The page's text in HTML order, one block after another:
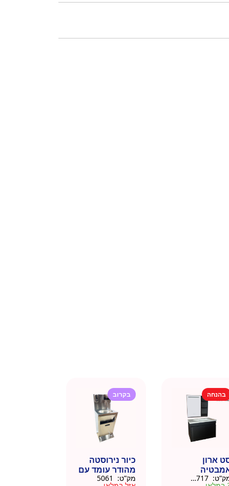
בהנחה
ארון
שחור
בקרוב
כיור נירוסטה
מהודר עומד עם
פח אשפה
מק”ט: